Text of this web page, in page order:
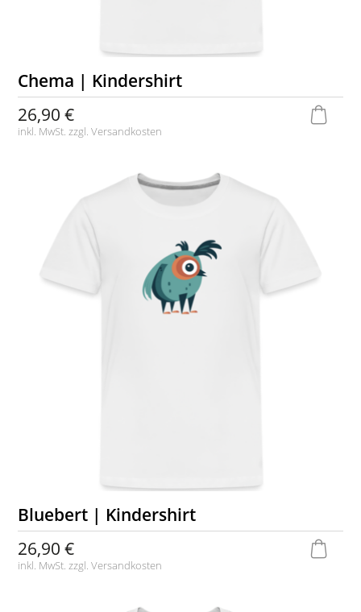
Chema | Kindershirt
26,90 €
inkl. MwSt. zzgl.Versandkosten
Bluebert | Kindershirt
26,90 €
inkl. MwSt. zzgl.Versandkosten